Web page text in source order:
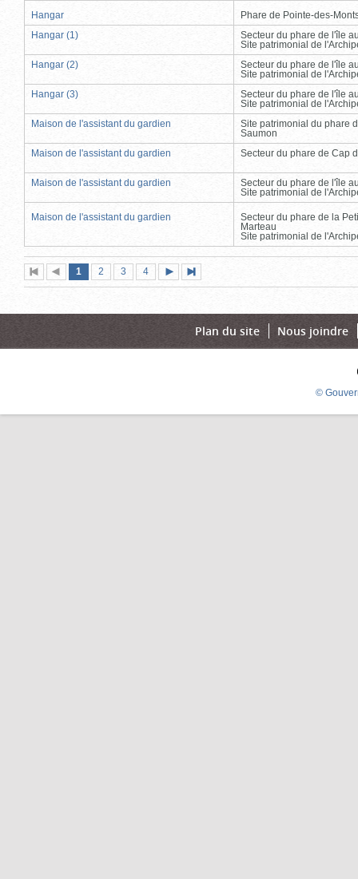
Hangar
Phare de Pointe-des-
Hangar (1)
Secteur du phare de l'île
Site patrimonial de
Hangar (2)
Secteur du phare de l'île
Site patrimonial de
Hangar (3)
Secteur du phare de l'île
Site patrimonial de
Maison de l'assistant du gardien
Site patrimonial du phare
Saumon
Maison de l'assistant du gardien
Secteur du phare de Cap
Maison de l'assistant du gardien
Secteur du phare de l'île
Site patrimonial de
Maison de l'assistant du gardien
Secteur du phare de la
Marteau
Site patrimonial de
Première
page
Page
précédente
Page
1 (page
actuelle)
Page
2 Page
3 Page
4
suivante
page
Plan du site Nous joindre
©